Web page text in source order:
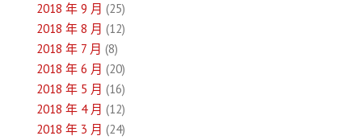
2018 年 9 月 (25)
2018 年 8 月 (12)
2018 年 7 月 (8)
2018 年 6 月 (20)
2018 年 5 月 (16)
2018 年 4 月 (12)
2018 年 3 月 (24)